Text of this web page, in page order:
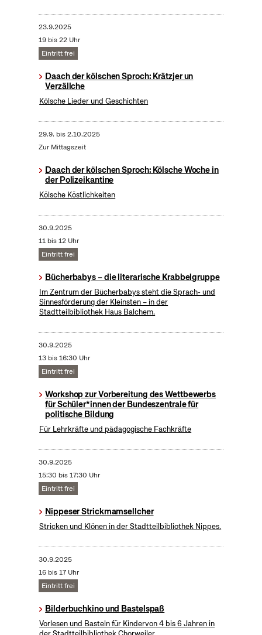
23.9.2025
19 bis 22 Uhr
Eintritt frei
Daach der kölschen Sproch: Krätzjer un
Verzällche
Kölsche Lieder und Geschichten
29.9. bis2.10.2025
Zur Mittagszeit
Daach der kölschen Sproch: Kölsche Woche in
der Polizeikantine
Kölsche Köstlichkeiten
30.9.2025
11 bis 12 Uhr
Eintritt frei
Bücherbabys – die literarische Krabbelgruppe
Im Zentrum der Bücherbabys steht die Sprach- und
Sinnesförderung der Kleinsten – in der
Stadtteilbibliothek Haus Balchem.
30.9.2025
13 bis 16:30 Uhr
Eintritt frei
Workshop zur Vorbereitung des Wettbewerbs
für Schüler*innen der Bundeszentrale für
politische Bildung
Für Lehrkräfte und pädagogische Fachkräfte
30.9.2025
15:30 bis 17:30 Uhr
Eintritt frei
Nippeser Strickmamsellcher
Stricken und Klönen in der Stadtteilbibliothek Nippes.
30.9.2025
16 bis 17 Uhr
Eintritt frei
Bilderbuchkino und Bastelspaß
Vorlesen und Basteln für Kindervon 4 bis 6 Jahren in